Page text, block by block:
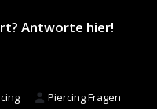
Antworte hier!
Piercing Fragen